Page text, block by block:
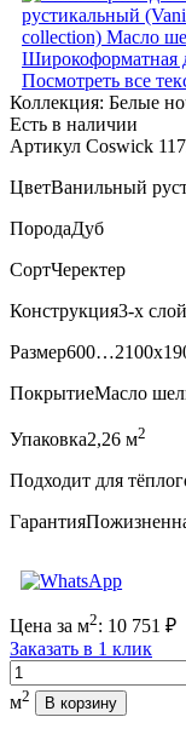
Посмотреть все
Коллекция: Белые
Есть в наличии
Артикул Coswick
ЦветВанильный
ПородаДуб
СортЧеректер
Конструкция3-х
Размер
ПокрытиеМасло
Упаковка2,26 м2
Подходит для
Гарантия
Цена за м2: 10 751 ₽
Заказать в 1 клик
Количество
м2 В корзину